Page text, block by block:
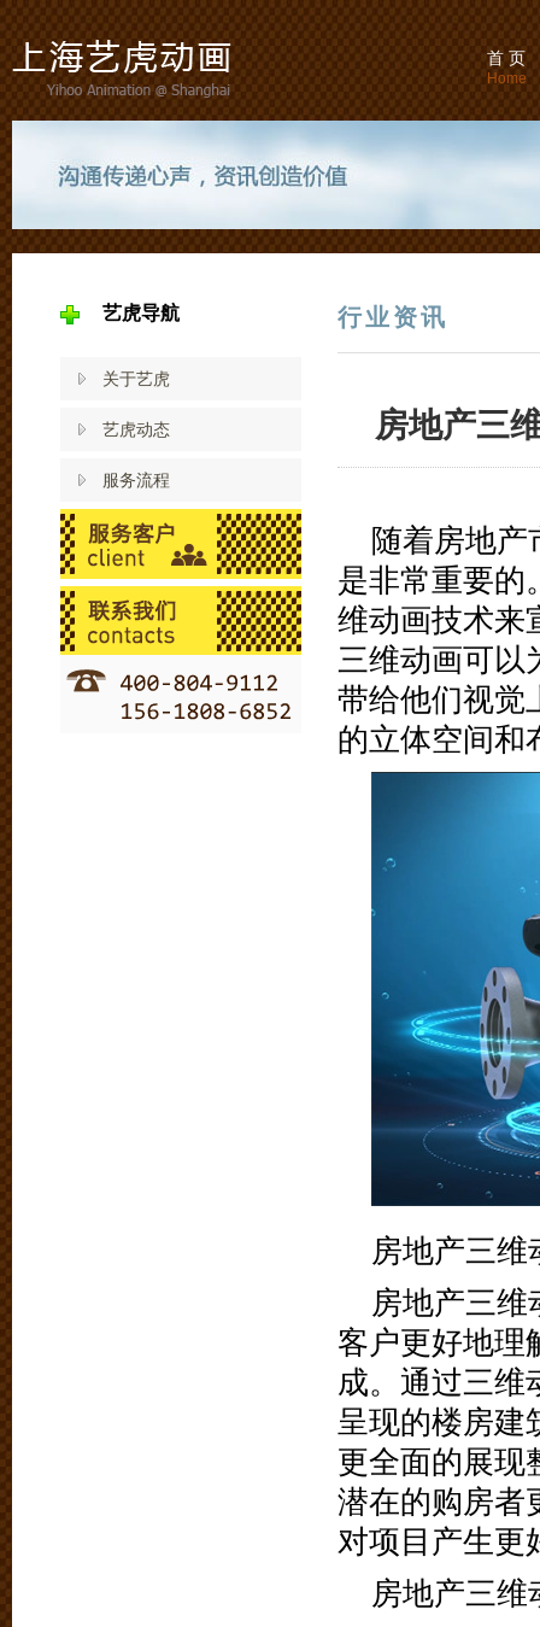
首 页
Home
艺虎导航
关于艺虎
艺虎动态
服务流程
行业资讯
房地产三
随着房地
是非常重要的
维动画技术来
三维动画可以
带给他们视觉
的立体空间和
房地产三
房地产三
客户更好地理
成。通过三维
呈现的楼房建
更全面的展现
潜在的购房者
对项目产生更
房地产三